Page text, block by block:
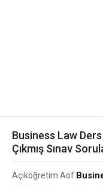
Business Law
Çıkmış Sınav
Açıköğretim Aöf